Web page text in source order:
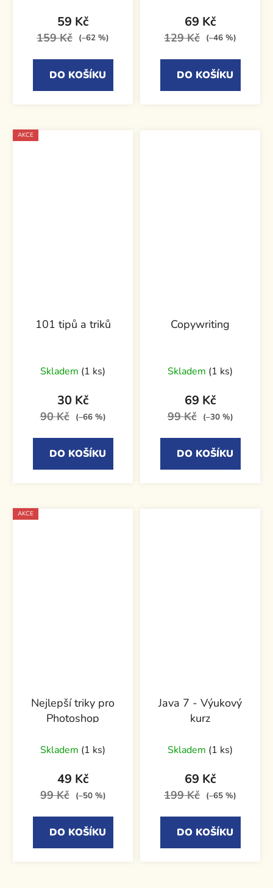
59 Kč
159 Kč (–62 %)
DO KOŠÍKU
69 Kč
129 Kč (–46 %)
DO KOŠÍKU
AKCE
101 tipů a triků
Skladem (1 ks)
30 Kč
90 Kč (–66 %)
DO KOŠÍKU
Copywriting
Skladem (1 ks)
69 Kč
99 Kč (–30 %)
DO KOŠÍKU
AKCE
Nejlepší triky pro
Photoshop
Skladem (1 ks)
49 Kč
99 Kč (–50 %)
DO KOŠÍKU
Java 7 - Výukový
kurz
Skladem (1 ks)
69 Kč
199 Kč (–65 %)
DO KOŠÍKU